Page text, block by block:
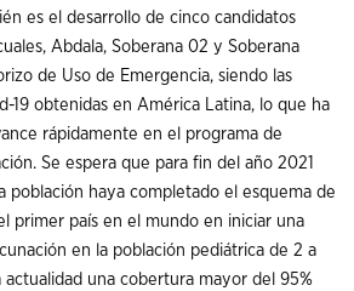
es el desarrollo de cinco candidatos
Abdala, Soberana 02 y Soberana
de Uso de Emergencia, siendo las
19 obtenidas en América Latina, lo que ha
rápidamente en el programa de
Se espera que para fin del año 2021
población haya completado el esquema de
primer país en el mundo en iniciar una
en la población pediátrica de 2 a
actualidad una cobertura mayor del 95%